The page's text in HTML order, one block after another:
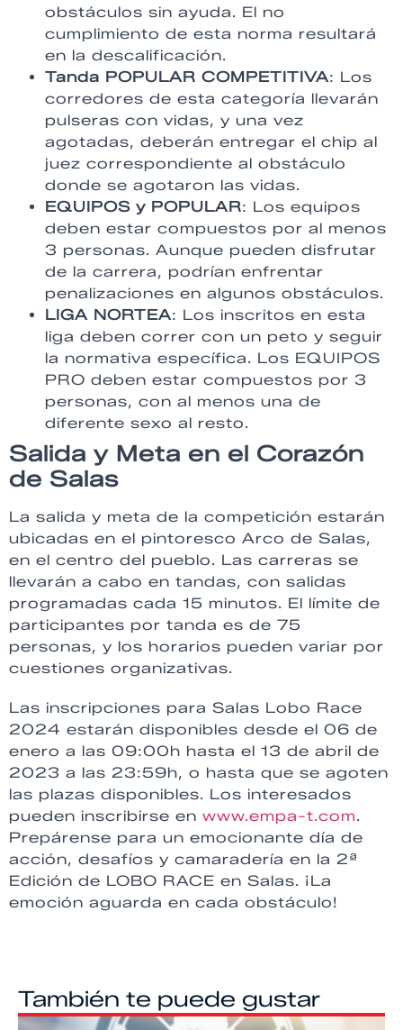
obstáculos sin ayuda. El no
cumplimiento de esta norma resultará
en la descalificación.
Tanda POPULAR COMPETITIVA: Los
corredores de esta categoría llevarán
pulseras con vidas, y una vez
agotadas, deberán entregar el chip al
juez correspondiente al obstáculo
donde se agotaron las vidas.
EQUIPOS y POPULAR: Los equipos
deben estar compuestos por al menos
3 personas. Aunque pueden disfrutar
de la carrera, podrían enfrentar
penalizaciones en algunos obstáculos.
LIGA NORTEA: Los inscritos en esta
liga deben correr con un peto y seguir
la normativa específica. Los EQUIPOS
PRO deben estar compuestos por 3
personas, con al menos una de
diferente sexo al resto.
Salida y Meta en el Corazón
de Salas
La salida y meta de la competición estarán
ubicadas en el pintoresco Arco de Salas,
en el centro del pueblo. Las carreras se
llevarán a cabo en tandas, con salidas
programadas cada 15 minutos. El límite de
participantes por tanda es de 75
personas, y los horarios pueden variar por
cuestiones organizativas.
Las inscripciones para Salas Lobo Race
2024 estarán disponibles desde el 06 de
enero a las 09:00h hasta el 13 de abril de
2023 a las 23:59h, o hasta que se agoten
las plazas disponibles. Los interesados
pueden inscribirse en www.empa-t.com.
Prepárense para un emocionante día de
acción, desafíos y camaradería en la 2ª
Edición de LOBO RACE en Salas. ¡La
emoción aguarda en cada obstáculo!
También te puede gustar